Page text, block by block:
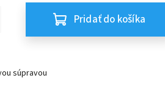
Pridať do košíka
súpravou